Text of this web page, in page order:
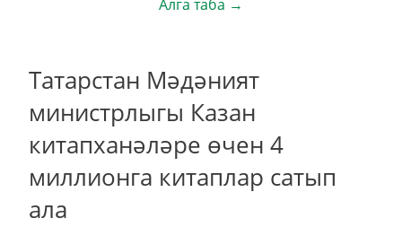
Алга таба →
Татарстан Мәдәният
министрлыгы Казан
китапханәләре өчен 4
миллионга китаплар сатып
ала